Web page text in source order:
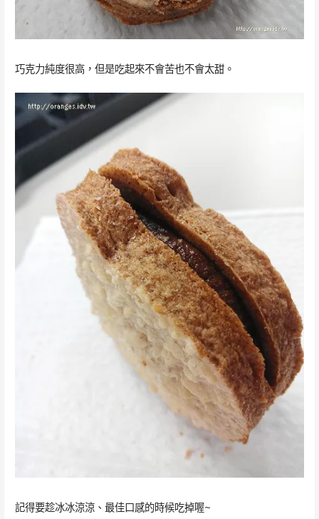
巧克力純度很高，但是吃起來不會苦也不會太甜。
記得要趁冰冰涼涼、最佳口感的時候吃掉喔~